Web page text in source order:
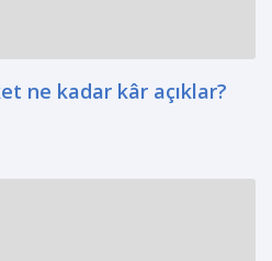
ne kadar kâr açıklar?